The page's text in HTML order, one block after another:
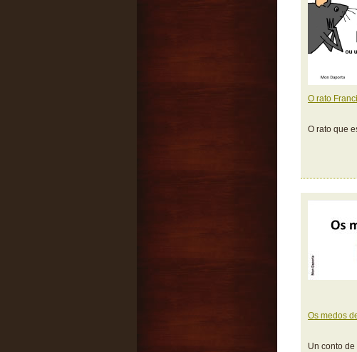
O rato
O rato que
Os medos
Un conto de